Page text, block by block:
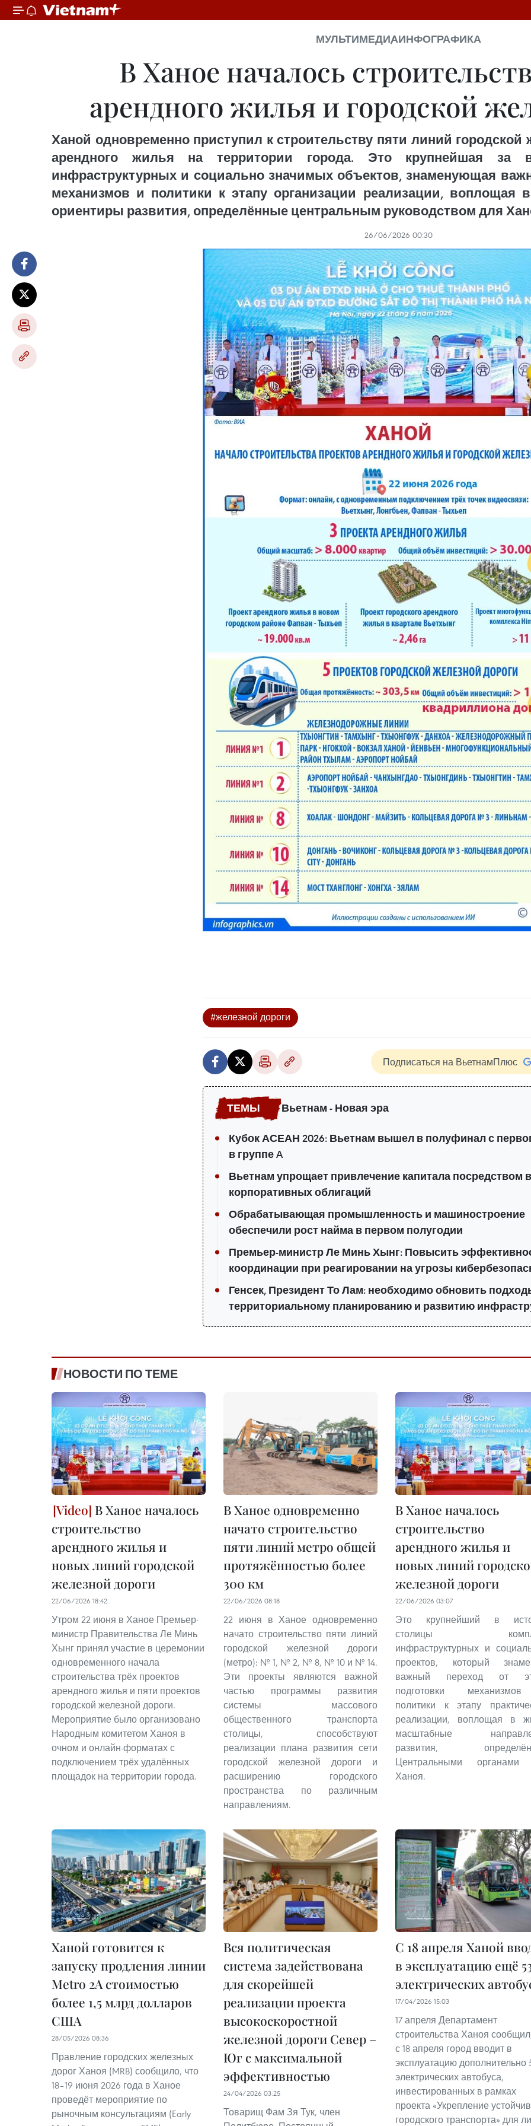
МУЛЬТИМЕДИАИНФОГРАФИКА
В Ханое началось
арендного жилья и городской
Ханой одновременно приступил к строительству пяти линий городской
арендного жилья на территории города. Это крупнейшая
инфраструктурных и социально значимых объектов, знаменующая
механизмов и политики к этапу организации реализации, воплощая
ориентиры развития, определённые центральным руководством для
26/06/2026 00:30
#железной дороги
Подписаться на ВьетнамПлюс
Вьетнам - Новая эра
Кубок АСЕАН 2026: Вьетнам вышел в полуфинал с
в группе A
Вьетнам упрощает привлечение капитала посредством
корпоративных облигаций
Обрабатывающая промышленность и машиностроение
обеспечили рост найма в первом полугодии
Премьер-министр Ле Минь Хынг: Повысить
координации при реагировании на угрозы
Генсек, Президент То Лам: необходимо обновить
территориальному планированию и развитию
НОВОСТИ ПО ТЕМЕ
В Ханое началось
строительство
арендного жилья и
новых линий городской
железной дороги
22/06/2026 18:42
Утром 22 июня в Ханое Премьер-
министр Правительства Ле Минь
Хынг принял участие в церемонии
одновременного начала
строительства трёх проектов
арендного жилья и пяти проектов
городской железной дороги.
Мероприятие было организовано
Народным комитетом Ханоя в
очном и онлайн-форматах с
подключением трёх удалённых
площадок на территории города.
В Ханое одновременно
начато строительство
пяти линий метро общей
протяжённостью более
300 км
22/06/2026 08:18
22 июня в Ханое одновременно
начато строительство пяти линий
городской железной дороги
(метро): № 1, № 2, № 8, № 10 и № 14.
Эти проекты являются важной
частью программы развития
системы массового
общественного транспорта
столицы, способствуют
реализации плана развития сети
городской железной дороги и
расширению городского
пространства по различным
направлениям.
В Ханое началось
строительство
арендного жилья и
новых линий
железной дороги
22/06/2026 03:07
Это крупнейший в
столицы
инфраструктурных и
проектов, который
важный переход от
подготовки
политики к этапу
реализации, воплощая в
масштабные
развития,
Центральными органами
Ханоя.
Ханой готовится к
запуску продления линии
Metro 2A стоимостью
более 1,5 млрд долларов
США
28/05/2026 08:36
Правление городских железных
дорог Ханоя (MRB) сообщило, что
18–19 июня 2026 года в Ханое
проведёт мероприятие по
рыночным консультациям (Early
Вся политическая
система задействована
для скорейшей
реализации проекта
высокоскоростной
железной дороги Север –
Юг с максимальной
эффективностью
24/04/2026 03:25
Товарищ Фам Зя Тук, член
С 18 апреля Ханой
в эксплуатацию ещё
электрических
17/04/2026 15:03
17 апреля Департамент
строительства Ханоя
с 18 апреля город вводит в
эксплуатацию дополнительно
электрических автобуса,
инвестированных в рамках
проекта «Укрепление
городского транспорта» для